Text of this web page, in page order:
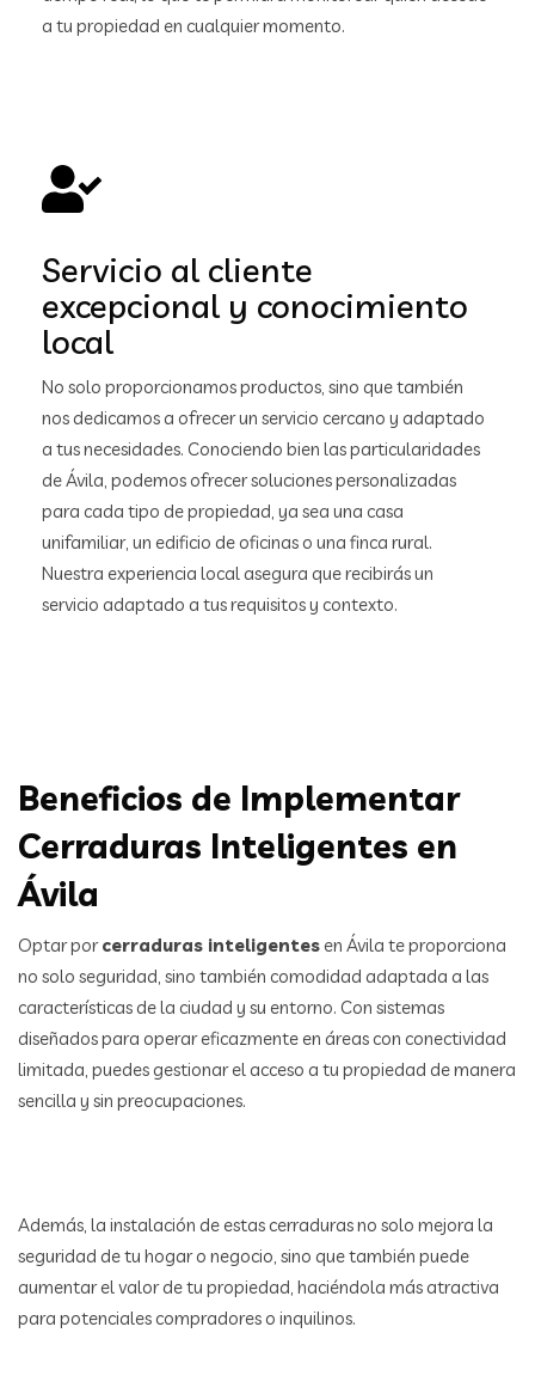
a tu propiedad en cualquier momento.
Servicio al cliente
excepcional y conocimiento
local
No solo proporcionamos productos, sino que también
nos dedicamos a ofrecer un servicio cercano y adaptado
a tus necesidades. Conociendo bien las particularidades
de Ávila, podemos ofrecer soluciones personalizadas
para cada tipo de propiedad, ya sea una casa
unifamiliar, un edificio de oficinas o una finca rural.
Nuestra experiencia local asegura que recibirás un
servicio adaptado a tus requisitos y contexto.
Beneficios de Implementar
Cerraduras Inteligentes en
Ávila
Optar porcerraduras inteligentes en Ávila te proporciona
no solo seguridad, sino también comodidad adaptada a las
características de la ciudad y su entorno. Con sistemas
diseñados para operar eficazmente en áreas con conectividad
limitada, puedes gestionar el acceso a tu propiedad de manera
sencilla y sin preocupaciones.
Además, la instalación de estas cerraduras no solo mejora la
seguridad de tu hogar o negocio, sino que también puede
aumentar el valor de tu propiedad, haciéndola más atractiva
para potenciales compradores o inquilinos.